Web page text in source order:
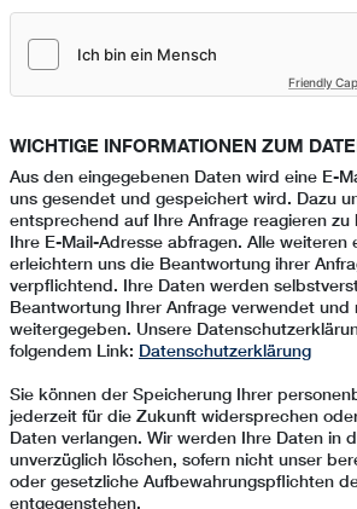
Friendly
WICHTIGE INFORMATIONEN ZUM
Aus den eingegebenen Daten wird eine E-
uns gesendet und gespeichert wird. Dazu
entsprechend auf Ihre Anfrage reagieren zu
Ihre E-Mail-Adresse abfragen. Alle weiteren
erleichtern uns die Beantwortung ihrer
verpflichtend. Ihre Daten werden
Beantwortung Ihrer Anfrage verwendet und
weitergegeben. Unsere
folgendem Link: Datenschutzerklärung
Sie können der Speicherung Ihrer
jederzeit für die Zukunft widersprechen
Daten verlangen. Wir werden Ihre Daten in
unverzüglich löschen, sofern nicht unser
oder gesetzliche Aufbewahrungspflichten
entgegenstehen.